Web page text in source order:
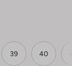
39 40